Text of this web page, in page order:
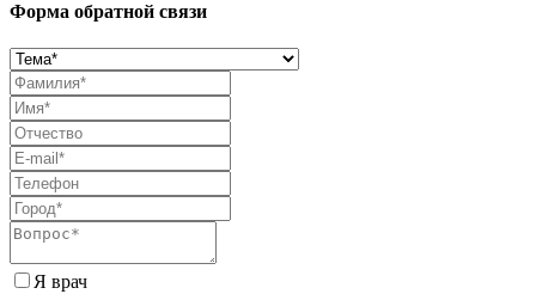
Форма обратной связи
Я врач